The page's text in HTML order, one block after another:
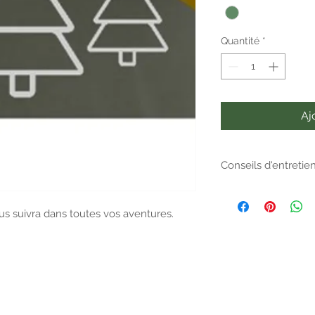
suivra dans toutes vos aventures.
Quantité *
Conseils d'entretien